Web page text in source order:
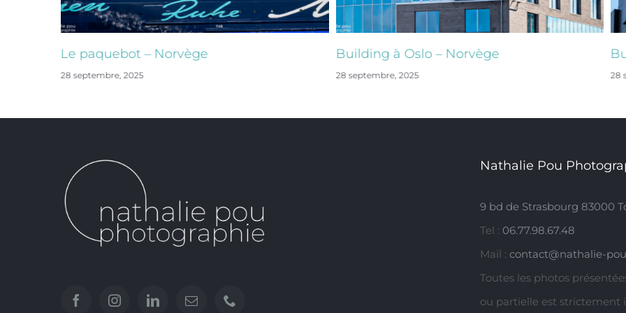
Le paquebot – Norvège
28 septembre, 2025
Building à Oslo – Norvège
28 septembre, 2025 28
Nathalie Pou
9 bd de Strasbourg 83000
Tel : 06.77.98.67.48
Mail : contact@nathalie-
Toutes les photos
ou partielle est strictement